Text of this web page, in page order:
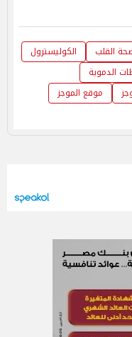
القلب
الكوليسترول
الدموية
موقع الموجز